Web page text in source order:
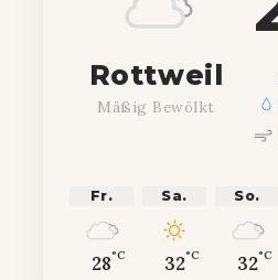
Rottweil
Mäßig Bewölkt
Fr.
28°C
Sa.
32°C
So.
32°C